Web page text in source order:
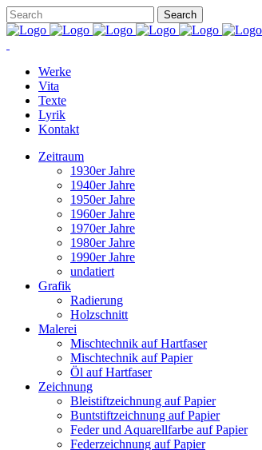
Werke
Vita
Texte
Lyrik
Kontakt
Zeitraum
1930er Jahre
1940er Jahre
1950er Jahre
1960er Jahre
1970er Jahre
1980er Jahre
1990er Jahre
undatiert
Grafik
Radierung
Holzschnitt
Malerei
Mischtechnik auf Hartfaser
Mischtechnik auf Papier
Öl auf Hartfaser
Zeichnung
Bleistiftzeichnung auf Papier
Buntstiftzeichnung auf Papier
Feder und Aquarellfarbe auf Papier
Federzeichnung auf Papier